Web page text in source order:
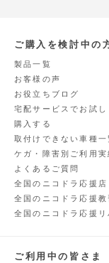
ご購入を検討中の
製品一覧
お客様の声
お役立ちブログ
宅配サービスでお試し
購入する
取付けできない車種一
ケガ・障害別ご利用実
よくあるご質問
全国のニコドラ応援店
全国のニコドラ応援教
全国のニコドラ応援リ
ご利用中の皆さま